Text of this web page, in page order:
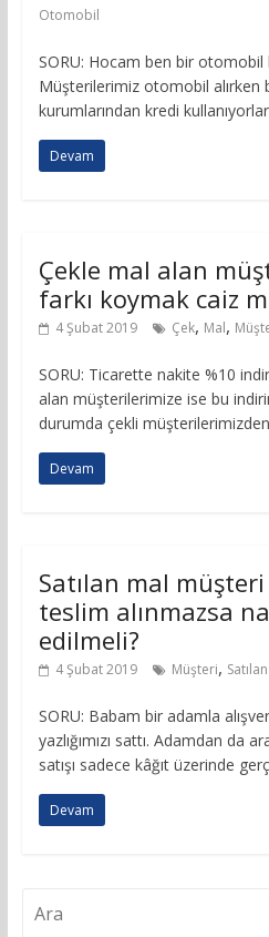
Otomobil
SORU: Hocam ben bir otomobil
Müşterilerimiz otomobil alırken
kurumlarından kredi
Devam
Çekle mal alan
farkı koymak caiz
4 Şubat 2019 Çek, Mal,
SORU: Ticarette nakite %10
alan müşterilerimize ise bu
durumda çekli
Devam
Satılan mal
teslim alınmazsa
edilmeli?
4 Şubat 2019 Müşteri,
SORU: Babam bir adamla
yazlığımızı sattı. Adamdan da
satışı sadece kâğıt üzerinde
Devam